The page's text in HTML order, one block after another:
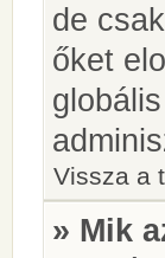
de
őket
Vissza a
» Mik